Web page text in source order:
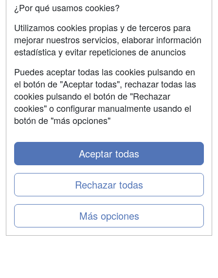
Contactar
Confidencialidad
Copyleft
SÍGUENOS EN:
¿Por qué usamos cookies?
Utilizamos cookies propias y de terceros para
mejorar nuestros servicios, elaborar información
estadística y evitar repeticiones de anuncios
Puedes aceptar todas las cookies pulsando en
el botón de "Aceptar todas", rechazar todas las
cookies pulsando el botón de "Rechazar
cookies" o configurar manualmente usando el
botón de "más opciones"
Más opciones
Rechazar todas
Aceptar todas